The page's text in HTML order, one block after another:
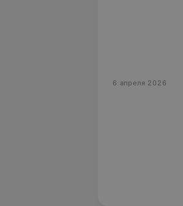
6 апреля 2026